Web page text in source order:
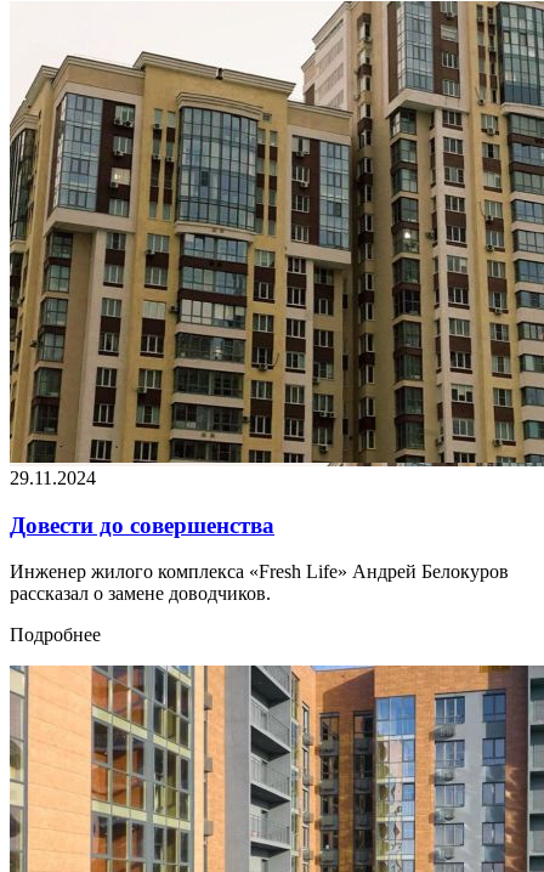
29.11.2024
Довести до совершенства
Инженер жилого комплекса «Fresh Life» Андрей Белокуров
рассказал о замене доводчиков.
Подробнее